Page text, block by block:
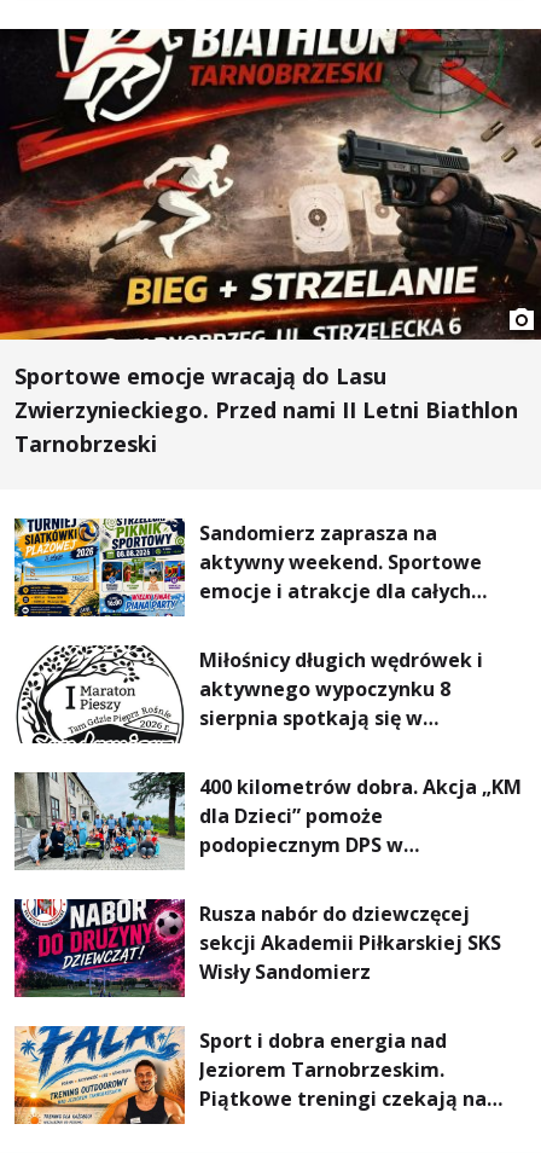
Sportowe emocje wracają do Lasu
Zwierzynieckiego. Przed nami II Letni Biathlon
Tarnobrzeski
Sandomierz zaprasza na
aktywny weekend. Sportowe
emocje i atrakcje dla całych
Miłośnicy długich wędrówek i
aktywnego wypoczynku 8
sierpnia spotkają się w
Pieszym „Tam Gdzie Pieprz
Rośnie”
400 kilometrów dobra. Akcja „KM
dla Dzieci” pomoże
podopiecznym DPS w
Rusza nabór do dziewczęcej
sekcji Akademii Piłkarskiej SKS
Wisły Sandomierz
Sport i dobra energia nad
Jeziorem Tarnobrzeskim.
Piątkowe treningi czekają na